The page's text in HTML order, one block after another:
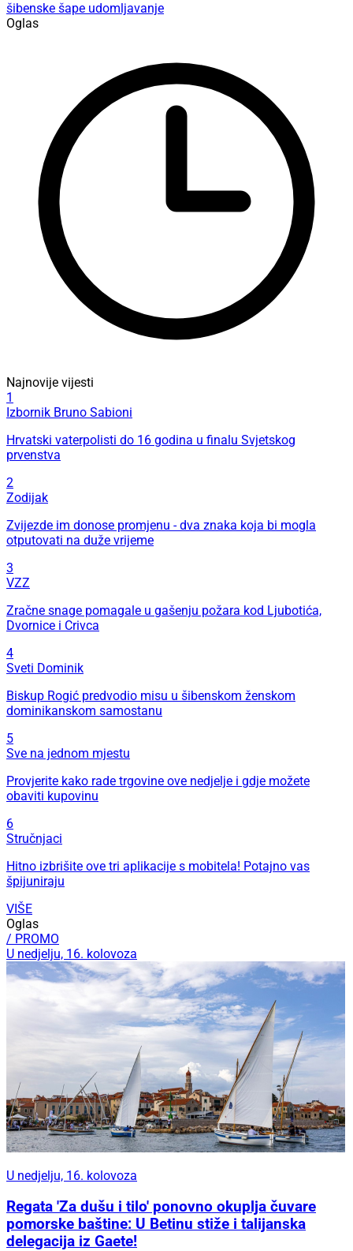
šibenske šape udomljavanje
Oglas
Najnovije vijesti
1
Izbornik Bruno Sabioni
Hrvatski vaterpolisti do 16 godina u finalu Svjetskog
prvenstva
2
Zodijak
Zvijezde im donose promjenu - dva znaka koja bi mogla
otputovati na duže vrijeme
3
VZZ
Zračne snage pomagale u gašenju požara kod Ljubotića,
Dvornice i Crivca
4
Sveti Dominik
Biskup Rogić predvodio misu u šibenskom ženskom
dominikanskom samostanu
5
Sve na jednom mjestu
Provjerite kako rade trgovine ove nedjelje i gdje možete
obaviti kupovinu
6
Stručnjaci
Hitno izbrišite ove tri aplikacije s mobitela! Potajno vas
špijuniraju
VIŠE
Oglas
/ PROMO
U nedjelju, 16. kolovoza
U nedjelju, 16. kolovoza
Regata 'Za dušu i tilo' ponovno okuplja čuvare
pomorske baštine: U Betinu stiže i talijanska
delegacija iz Gaete!